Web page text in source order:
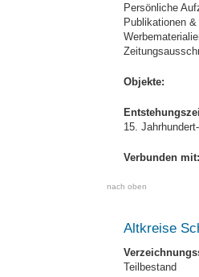
Persönliche
Publikationen
Objekte:
15.
Verbunden mit:
nach oben
Altkreise
Teilbestand